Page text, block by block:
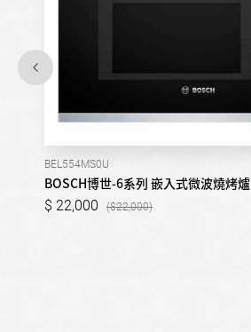
BEL554MS0U
BOSCH博世-6系列 嵌入式微波燒烤爐
22,000 22,000